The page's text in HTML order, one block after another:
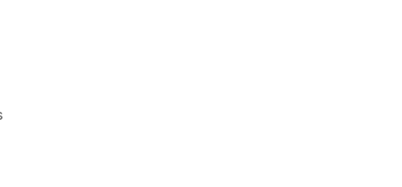
en